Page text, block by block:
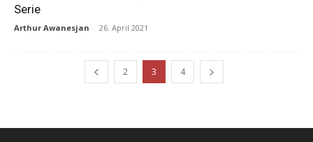
Serie
Arthur Awanesjan - 26. April 2021
2 3 4